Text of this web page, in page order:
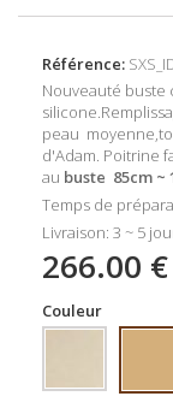
Référence:
Nouveauté buste
peau
d'Adam. Poitrine
au buste 85cm ~
Temps de
Livraison: 3 ~ 5
266.00 €
Couleur